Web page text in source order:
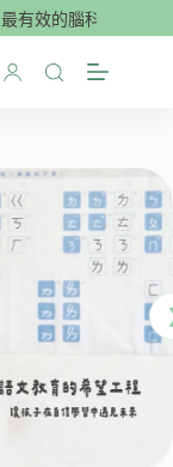
效的腦科學單字書：